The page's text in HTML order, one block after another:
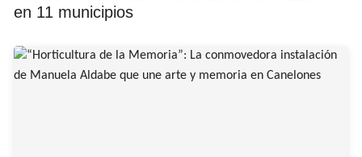
en 11 municipios